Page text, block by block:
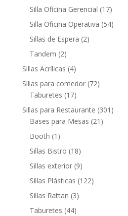
Silla Oficina Gerencial (17)
Silla Oficina Operativa (54)
Sillas de Espera (2)
Tandem (2)
Sillas Acrílicas (4)
Sillas para comedor (72)
Taburetes (17)
Sillas para Restaurante (301)
Bases para Mesas (21)
Booth (1)
Sillas Bistro (18)
Sillas exterior (9)
Sillas Plásticas (122)
Sillas Rattan (3)
Taburetes (44)